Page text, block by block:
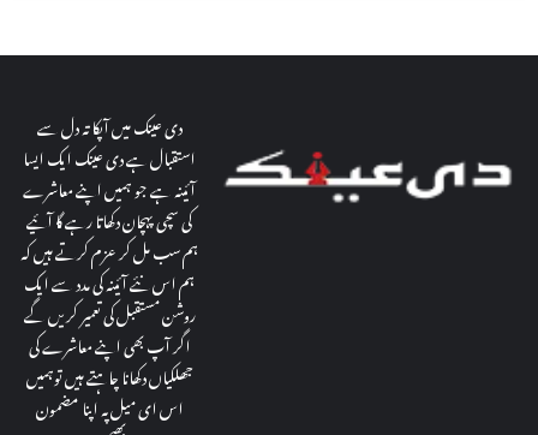
دی عینک میں آپکا تہ دل سے
استقبال ہے دی عینک ایک ایسا
آئینہ ہے جو ہمیں اپنے معاشرے
کی سچی پہچان دکھاتا رہے گا آئیے
ہم سب مل کر عزم کرتے ہیں کہ
ہم اس نئے آئینہ کی مدد سے ایک
روشن مستقبل کی تعمیر کریں گے
اگر آپ بھی اپنے معاشرے کی
جھلکیاں دکھانا چاہتے ہیں توہمیں
اس ای میل پہ اپنا مضمون